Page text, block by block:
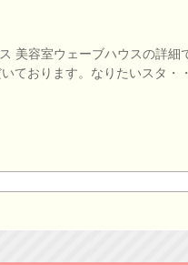
美容室ウェーブハウスの詳
ております。なりたいスタ・